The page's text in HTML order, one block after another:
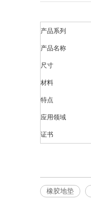
产品系列
产品名称
尺寸
材料
特点
应用领域
证书
橡胶地垫